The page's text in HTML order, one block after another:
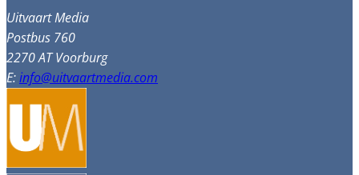
Uitvaart Media
Postbus 760
2270 AT Voorburg
E:info@uitvaartmedia.com